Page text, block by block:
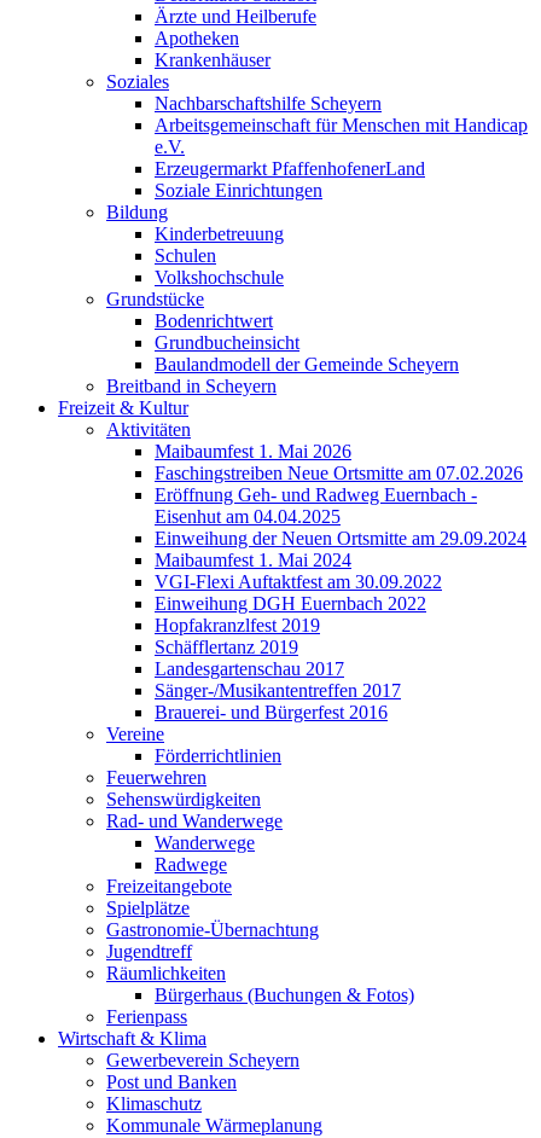
Ärzte und Heilberufe
Apotheken
Krankenhäuser
Soziales
Nachbarschaftshilfe Scheyern
Arbeitsgemeinschaft für Menschen mit Handicap
e.V.
Erzeugermarkt PfaffenhofenerLand
Soziale Einrichtungen
Bildung
Kinderbetreuung
Schulen
Volkshochschule
Grundstücke
Bodenrichtwert
Grundbucheinsicht
Baulandmodell der Gemeinde Scheyern
Breitband in Scheyern
Freizeit & Kultur
Aktivitäten
Maibaumfest 1. Mai 2026
Faschingstreiben Neue Ortsmitte am 07.02.2026
Eröffnung Geh- und Radweg Euernbach -
Eisenhut am 04.04.2025
Einweihung der Neuen Ortsmitte am 29.09.2024
Maibaumfest 1. Mai 2024
VGI-Flexi Auftaktfest am 30.09.2022
Einweihung DGH Euernbach 2022
Hopfakranzlfest 2019
Schäfflertanz 2019
Landesgartenschau 2017
Sänger-/Musikantentreffen 2017
Brauerei- und Bürgerfest 2016
Vereine
Förderrichtlinien
Feuerwehren
Sehenswürdigkeiten
Rad- und Wanderwege
Wanderwege
Radwege
Freizeitangebote
Spielplätze
Gastronomie-Übernachtung
Jugendtreff
Räumlichkeiten
Bürgerhaus (Buchungen & Fotos)
Ferienpass
Wirtschaft & Klima
Gewerbeverein Scheyern
Post und Banken
Klimaschutz
Kommunale Wärmeplanung